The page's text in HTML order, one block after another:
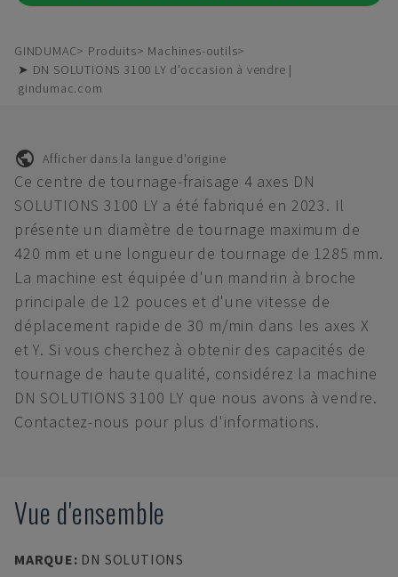
GINDUMAC Produits
Machines-outils
➤ DN SOLUTIONS 3100 LY d'occasion à vendre |
gindumac.com
Afficher dans la langue d'origine
Ce centre de tournage-fraisage 4 axes DN
SOLUTIONS 3100 LY a été fabriqué en 2023. Il
présente un diamètre de tournage maximum de
420 mm et une longueur de tournage de 1285 mm.
La machine est équipée d'un mandrin à broche
principale de 12 pouces et d'une vitesse de
déplacement rapide de 30 m/min dans les axes X
et Y. Si vous cherchez à obtenir des capacités de
tournage de haute qualité, considérez la machine
DN SOLUTIONS 3100 LY que nous avons à vendre.
Contactez-nous pour plus d'informations.
Vue d'ensemble
MARQUE: DN SOLUTIONS